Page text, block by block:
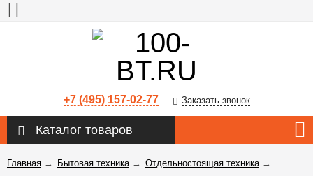
+7 (495) 157-02-77 Заказать звонок
Каталог товаров
Главная → Бытовая техника→ Отдельностоящая техника→